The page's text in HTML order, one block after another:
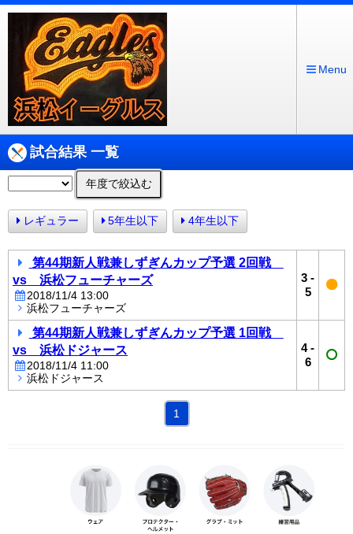
Menu
試合結果 一覧
年度で絞込む
レギュラー 5年生以下 4年生以下
第44期新人戦兼しずぎんカップ予選 2回戦
vs 浜松フューチャーズ
2018/11/4 13:00
浜松フューチャーズ
3 -
5
第44期新人戦兼しずぎんカップ予選 1回戦
vs 浜松ドジャース
2018/11/4 11:00
浜松ドジャース
4-
6
1